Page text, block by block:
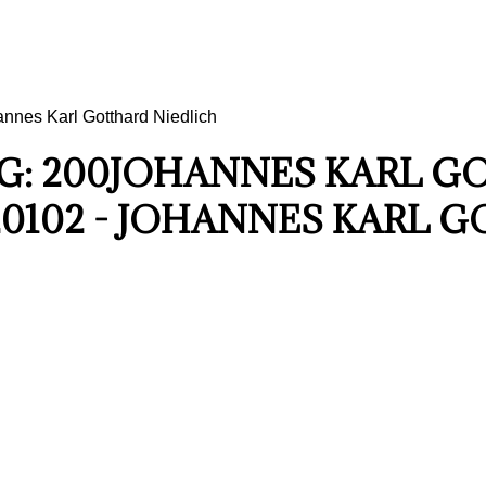
Karl Gotthard Niedlich
200JOHANNES KARL
- JOHANNES KARL